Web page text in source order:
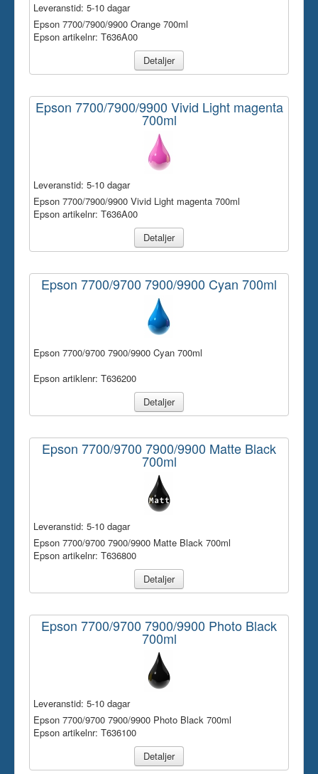
Leveranstid: 5-10 dagar
Epson 7700/7900/9900 Orange 700ml
Epson artikelnr: T636A00
Detaljer
Epson 7700/7900/9900 Vivid Light magenta
700ml
Leveranstid: 5-10 dagar
Epson 7700/7900/9900 Vivid Light magenta 700ml
Epson artikelnr: T636A00
Detaljer
Epson 7700/9700 7900/9900 Cyan 700ml
Epson 7700/9700 7900/9900 Cyan 700ml
Epson artiklenr: T636200
Detaljer
Epson 7700/9700 7900/9900 Matte Black
700ml
Leveranstid: 5-10 dagar
Epson 7700/9700 7900/9900 Matte Black 700ml
Epson artikelnr: T636800
Detaljer
Epson 7700/9700 7900/9900 Photo Black
700ml
Leveranstid: 5-10 dagar
Epson 7700/9700 7900/9900 Photo Black 700ml
Epson artikelnr: T636100
Detaljer